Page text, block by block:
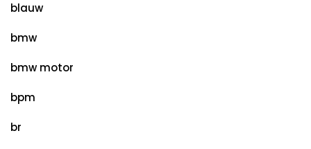
blauw
bmw
bmw motor
bpm
br